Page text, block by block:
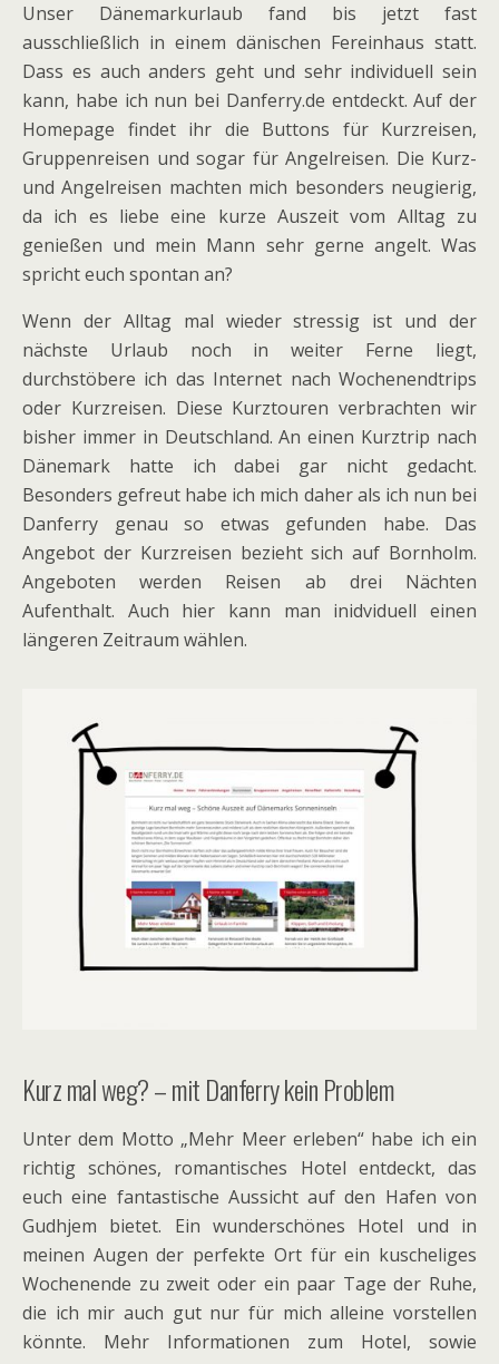
Unser Dänemarkurlaub fand bis jetzt fast
ausschließlich in einem dänischen Fereinhaus statt.
Dass es auch anders geht und sehr individuell sein
kann, habe ich nun bei Danferry.de entdeckt. Auf der
Homepage findet ihr die Buttons für Kurzreisen,
Gruppenreisen und sogar für Angelreisen. Die Kurz-
und Angelreisen machten mich besonders neugierig,
da ich es liebe eine kurze Auszeit vom Alltag zu
genießen und mein Mann sehr gerne angelt. Was
spricht euch spontan an?
Wenn der Alltag mal wieder stressig ist und der
nächste Urlaub noch in weiter Ferne liegt,
durchstöbere ich das Internet nach Wochenendtrips
oder Kurzreisen. Diese Kurztouren verbrachten wir
bisher immer in Deutschland. An einen Kurztrip nach
Dänemark hatte ich dabei gar nicht gedacht.
Besonders gefreut habe ich mich daher als ich nun bei
Danferry genau so etwas gefunden habe. Das
Angebot der Kurzreisen bezieht sich auf Bornholm.
Angeboten werden Reisen ab drei Nächten
Aufenthalt. Auch hier kann man inidviduell einen
längeren Zeitraum wählen.
Kurz mal weg? – mit Danferry kein Problem
Unter dem Motto „Mehr Meer erleben“ habe ich ein
richtig schönes, romantisches Hotel entdeckt, das
euch eine fantastische Aussicht auf den Hafen von
Gudhjem bietet. Ein wunderschönes Hotel und in
meinen Augen der perfekte Ort für ein kuscheliges
Wochenende zu zweit oder ein paar Tage der Ruhe,
die ich mir auch gut nur für mich alleine vorstellen
könnte. Mehr Informationen zum Hotel, sowie